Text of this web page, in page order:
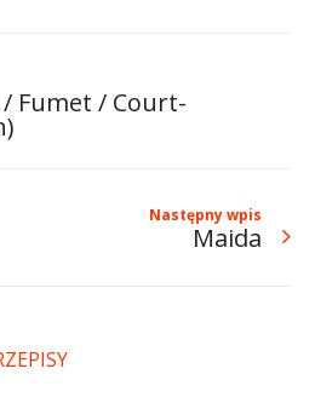
Fumet / Court-
Następny wpis
Maida